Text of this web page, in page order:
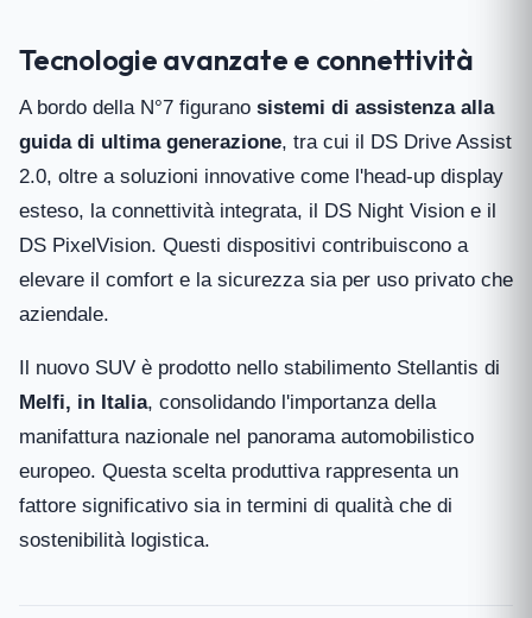
Tecnologie avanzate e connettività
A bordo della N°7 figurano sistemi di assistenza alla
guida di ultima generazione, tra cui il DS Drive Assist
2.0, oltre a soluzioni innovative come l'head-up display
esteso, la connettività integrata, il DS Night Vision e il
DS PixelVision. Questi dispositivi contribuiscono a
elevare il comfort e la sicurezza sia per uso privato che
aziendale.
Il nuovo SUV è prodotto nello stabilimento Stellantis di
Melfi, in Italia, consolidando l'importanza della
manifattura nazionale nel panorama automobilistico
europeo. Questa scelta produttiva rappresenta un
fattore significativo sia in termini di qualità che di
sostenibilità logistica.